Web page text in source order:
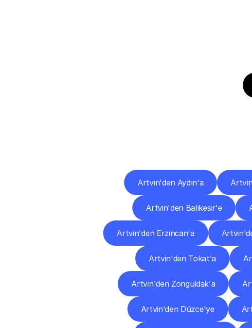
Artvin'den Aydın'a
Artvin'den Balıkesir'e
Artvin'den Erzincan'a
Artvin'den Tokat'a
Artvin'den Zonguldak'a
Artvin'den Düzce'ye